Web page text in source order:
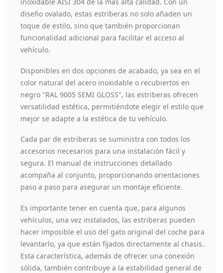
diseño ovalado, estas estriberas no solo añaden un
toque de estilo, sino que también proporcionan
funcionalidad adicional para facilitar el acceso al
vehículo.
Disponibles en dos opciones de acabado, ya sea en el
color natural del acero inoxidable o recubiertos en
negro "RAL 9005 SEMI GLOSS", las estriberas ofrecen
versatilidad estética, permitiéndote elegir el estilo que
mejor se adapte a la estética de tu vehículo.
Cada par de estriberas se suministra con todos los
accesorios necesarios para una instalación fácil y
segura. El manual de instrucciones detallado
acompaña al conjunto, proporcionando orientaciones
paso a paso para asegurar un montaje eficiente.
Es importante tener en cuenta que, para algunos
vehículos, una vez instalados, las estriberas pueden
hacer imposible el uso del gato original del coche para
levantarlo, ya que están fijados directamente al chasis.
Esta característica, además de ofrecer una conexión
sólida, también contribuye a la estabilidad general de